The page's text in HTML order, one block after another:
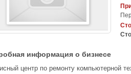
информация о бизнесе
центр по ремонту компьютерной